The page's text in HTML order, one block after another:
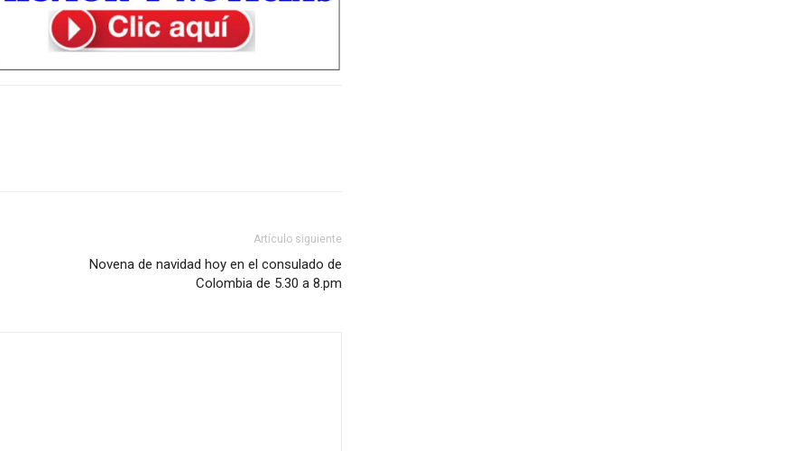
Artículo siguiente
Novena de navidad hoy en el consulado de
Colombia de 5.30 a 8.pm